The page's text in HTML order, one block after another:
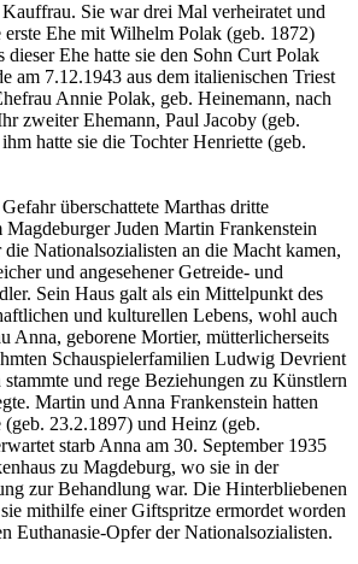
Sie war drei Mal verheiratet und
Ehe mit Wilhelm Polak (geb. 1872)
dieser Ehe hatte sie den Sohn Curt Polak
am 7.12.1943 aus dem italienischen Triest
Annie Polak, geb. Heinemann, nach
zweiter Ehemann, Paul Jacoby (geb.
hatte sie die Tochter Henriette (geb.
überschattete Marthas dritte
Juden Martin Frankenstein
Nationalsozialisten an die Macht kamen,
und angesehener Getreide- und
Sein Haus galt als ein Mittelpunkt des
und kulturellen Lebens, wohl auch
Anna, geborene Mortier, mütterlicherseits
Schauspielerfamilien Ludwig Devrient
und rege Beziehungen zu Künstlern
Martin und Anna Frankenstein hatten
23.2.1897) und Heinz (geb.
starb Anna am 30. September 1935
zu Magdeburg, wo sie in der
zur Behandlung war. Die Hinterbliebenen
mithilfe einer Giftspritze ermordet worden
Euthanasie-Opfer der Nationalsozialisten.